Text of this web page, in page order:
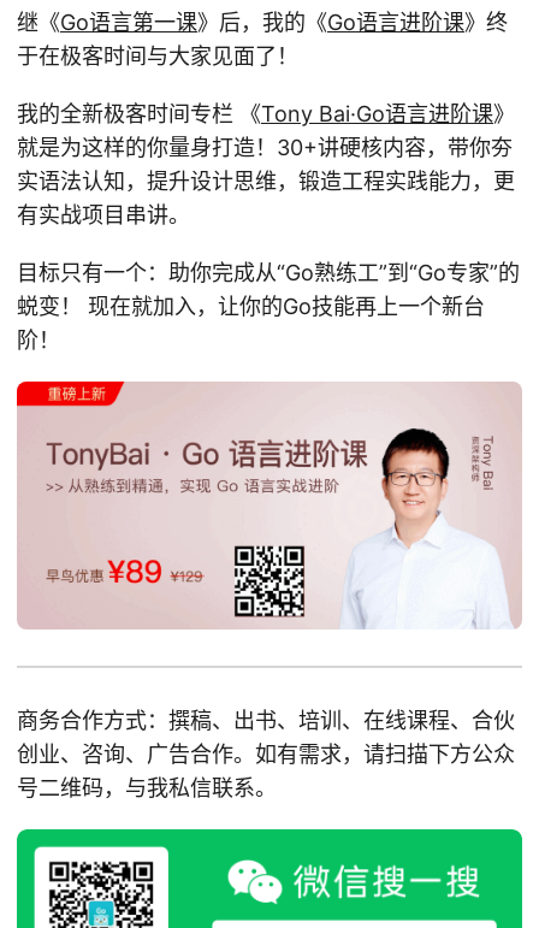
继《Go语言第一课》后，我的《Go语言进阶课》终
于在极客时间与大家见面了！
我的全新极客时间专栏 《Tony Bai·Go语言进阶课》
就是为这样的你量身打造！30+讲硬核内容，带你夯
实语法认知，提升设计思维，锻造工程实践能力，更
有实战项目串讲。
目标只有一个：助你完成从“Go熟练工”到“Go专家”的
蜕变！ 现在就加入，让你的Go技能再上一个新台
阶！
商务合作方式：撰稿、出书、培训、在线课程、合伙
创业、咨询、广告合作。如有需求，请扫描下方公众
号二维码，与我私信联系。